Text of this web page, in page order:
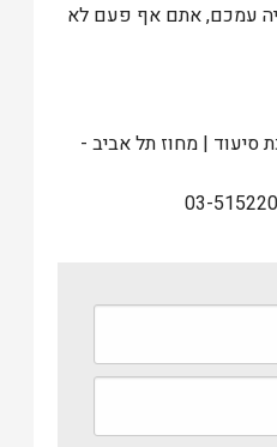
עמכם, אתם אף פעם לא
סיעוד | מחוז תל אביב -